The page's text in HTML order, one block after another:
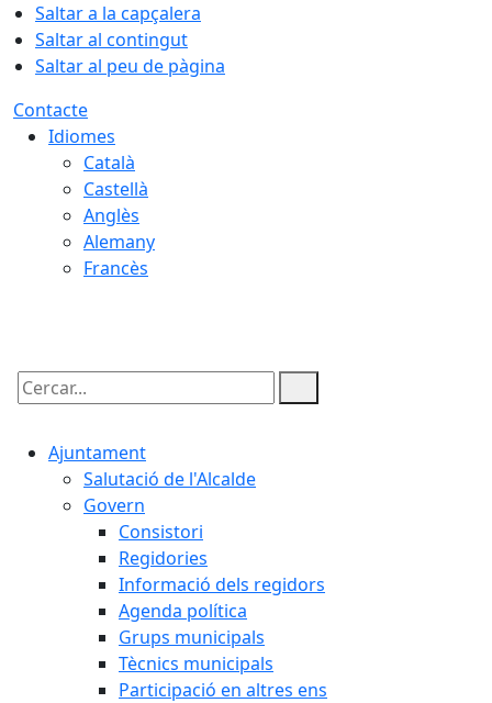
Saltar a la capçalera
Saltar al contingut
Saltar al peu de pàgina
Contacte
Idiomes
Català
Castellà
Anglès
Alemany
Francès
Cercar:
Ajuntament
Salutació de l'Alcalde
Govern
Consistori
Regidories
Informació dels regidors
Agenda política
Grups municipals
Tècnics municipals
Participació en altres ens